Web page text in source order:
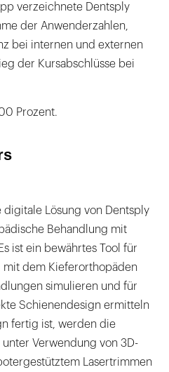
verzeichnete Dentsply
der Anwenderzahlen,
bei internen und externen
der Kursabschlüsse bei
Prozent.
Lösung von Dentsply
Behandlung mit
ist ein bewährtes Tool für
dem Kieferorthopäden
simulieren und für
Schienendesign ermitteln
fertig ist, werden die
unter Verwendung von 3D-
Lasertrimmen